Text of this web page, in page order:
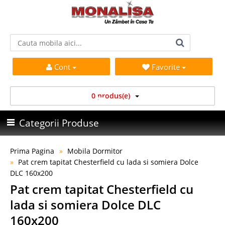
Cont Favorite
0 produs(e)
Categorii Produse
Prima Pagina
Mobila Dormitor
Pat crem tapitat Chesterfield cu lada si somiera Dolce
DLC 160x200
Pat crem tapitat Chesterfield cu
lada si somiera Dolce DLC
160x200